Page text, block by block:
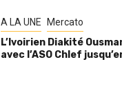
A LA UNE Mercato
L’Ivoirien Diakité
avec l’ASO Chlef